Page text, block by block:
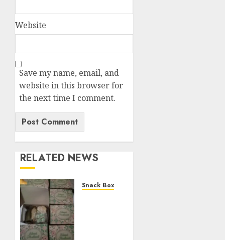
Website
Save my name, email, and
website in this browser for
the next time I comment.
RELATED NEWS
Snack Box